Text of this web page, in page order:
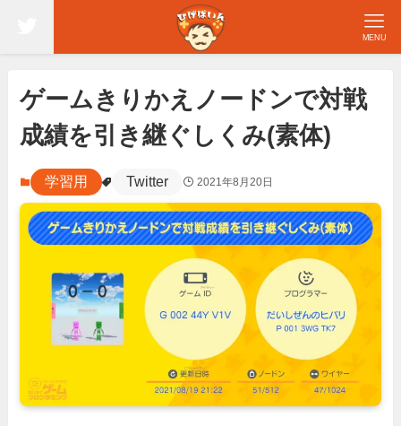
MENU
ゲームきりかえノードンで対戦
成績を引き継ぐしくみ(素体)
学習用 Twitter 2021年8月20日